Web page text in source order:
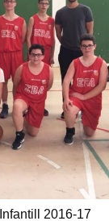
2016-17